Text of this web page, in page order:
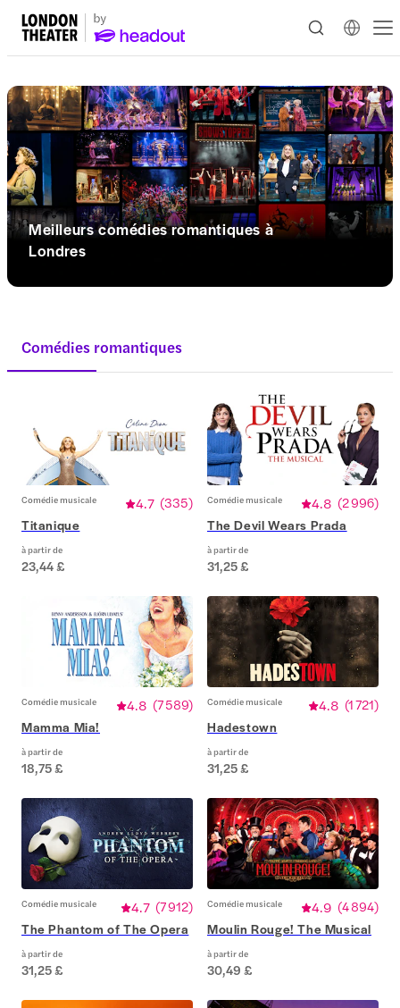
Meilleurs comédies romantiques à
Londres
Comédies romantiques
Comédie musicale 4.7 (335)
Titanique
à partir de
23,44 £
Comédie musicale 4.8 (2 996)
The Devil Wears Prada
à partir de
31,25 £
Comédie musicale 4.8 (7 589)
Mamma Mia!
à partir de
18,75 £
Comédie musicale 4.8 (1 721)
Hadestown
à partir de
31,25 £
Comédie musicale 4.7 (7 912)
The Phantom of The Opera
à partir de
31,25 £
Comédie musicale 4.9 (4 894)
Moulin Rouge! The Musical
à partir de
30,49 £